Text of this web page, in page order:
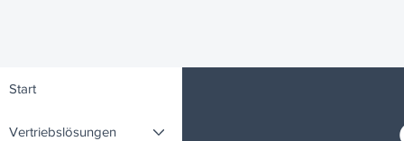
Start
Vertriebslösungen